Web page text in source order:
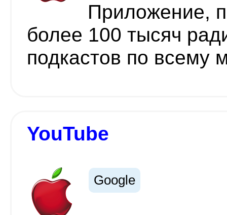
Приложение,
более 100 тысяч
подкастов по всему
YouTube
Google